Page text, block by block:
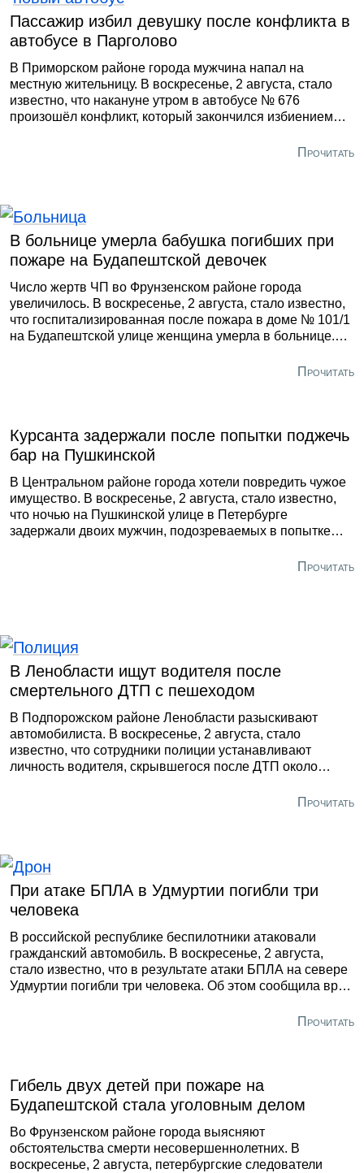
Пассажир избил девушку после конфликта в
автобусе в Парголово
В Приморском районе города мужчина напал на
местную жительницу. В воскресенье, 2 августа, стало
известно, что накануне утром в автобусе № 676
произошёл конфликт, который закончился избиением
Прочитать
В больнице умерла бабушка погибших при
пожаре на Будапештской девочек
Число жертв ЧП во Фрунзенском районе города
увеличилось. В воскресенье, 2 августа, стало известно,
что госпитализированная после пожара в доме № 101/1
на Будапештской улице женщина умерла в больнице.
во время происшествия, сообщила «Фонтанка».Прочитать
Курсанта задержали после попытки поджечь
бар на Пушкинской
В Центральном районе города хотели повредить чужое
имущество. В воскресенье, 2 августа, стало известно,
что ночью на Пушкинской улице в Петербурге
задержали двоих мужчин, подозреваемых в попытке
служба регионального управления Росгвардии. По
посетителем.
Прочитать
В Ленобласти ищут водителя после
смертельного ДТП с пешеходом
В Подпорожском районе Ленобласти разыскивают
автомобилиста. В воскресенье, 2 августа, стало
известно, что сотрудники полиции устанавливают
личность водителя, скрывшегося после ДТП около
По данным регионального Главка, авария произошла в
неизвестной марки двигалась в сторону Вытегры, где
сбила 47-летнего мужчину. Он переходил проезжую
часть вне «зебры».
Прочитать
При атаке БПЛА в Удмуртии погибли три
человека
В российской республике беспилотники атаковали
гражданский автомобиль. В воскресенье, 2 августа,
стало известно, что в результате атаки БПЛА на севере
Удмуртии погибли три человека. Об этом сообщила врио
беспилотники ударили по гражданскому автомобилю.
после стабилизации её состояния.
Прочитать
Гибель двух детей при пожаре на
Будапештской стала уголовным делом
Во Фрунзенском районе города выясняют
обстоятельства смерти несовершеннолетних. В
воскресенье, 2 августа, петербургские следователи